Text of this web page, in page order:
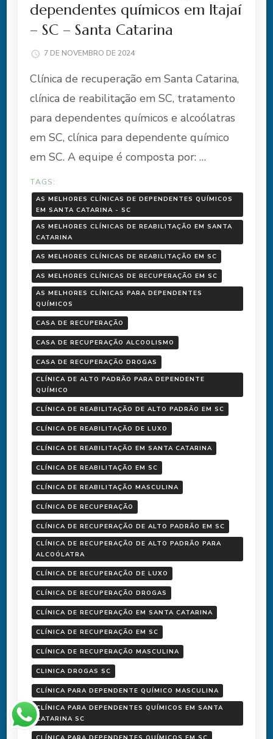
dependentes químicos em Itajaí
– SC – Santa Catarina
7 DE NOVEMBRO DE 2024
Clínica de recuperação em Santa Catarina,
clínica de reabilitação em SC, tratamento
para dependentes químicos e alcoólatras
em SC, clínica para dependente químico
em SC. A equipe é composta por: …
TAGS:
AS MELHORES CLÍNICAS DE DEPENDENTES QUÍMICOS
EM SANTA CATARINA - SC
AS MELHORES CLÍNICAS DE REABILITAÇÃO EM SANTA
CATARINA
AS MELHORES CLÍNICAS DE REABILITAÇÃO EM SC
AS MELHORES CLÍNICAS DE RECUPERAÇÃO EM SC
AS MELHORES CLÍNICAS PARA DEPENDENTES
QUÍMICOS
CASA DE RECUPERAÇÃO
CASA DE RECUPERAÇÃO ALCOOLISMO
CASA DE RECUPERAÇÃO DROGAS
CLÍNICA DE ALTO PADRÃO PARA DEPENDENTE
QUÍMICO
CLÍNICA DE REABILITAÇÃO DE ALTO PADRÃO EM SC
CLÍNICA DE REABILITAÇÃO DE LUXO
CLÍNICA DE REABILITAÇÃO EM SANTA CATARINA
CLÍNICA DE REABILITAÇÃO EM SC
CLÍNICA DE REABILITAÇÃO MASCULINA
CLÍNICA DE RECUPERAÇÃO
CLÍNICA DE RECUPERAÇÃO DE ALTO PADRÃO EM SC
CLÍNICA DE RECUPERAÇÃO DE ALTO PADRÃO PARA
ALCOÓLATRA
CLÍNICA DE RECUPERAÇÃO DE LUXO
CLÍNICA DE RECUPERAÇÃO DROGAS
CLÍNICA DE RECUPERAÇÃO EM SANTA CATARINA
CLÍNICA DE RECUPERAÇÃO EM SC
CLÍNICA DE RECUPERAÇÃO MASCULINA
CLINICA DROGAS SC
CLÍNICA PARA DEPENDENTE QUÍMICO MASCULINA
CLÍNICA PARA DEPENDENTES QUÍMICOS EM SANTA
CATARINA SC